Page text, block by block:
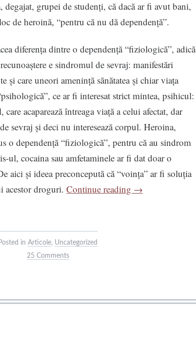
degajat, grupei de studenți, că dacă ar fi avut bani,
de heroină, “pentru că nu dă dependență”.
diferența dintre o dependență “fiziologică”, adică
e sindromul de sevraj: manifestări
și care uneori amenință sănătatea și chiar viața
ce ar fi interesat strict mintea, psihicul:
acaparează întreaga viață a celui afectat, dar
sevraj și deci nu interesează corpul. Heroina,
o dependență “fiziologică”, pentru că au sindrom
ul, cocaina sau amfetaminele ar fi dat doar o
aici și ideea preconcepută că “voința” ar fi soluția
acestor droguri. Continue reading “Există
→
in Articole, Uncategorized
25 Comments